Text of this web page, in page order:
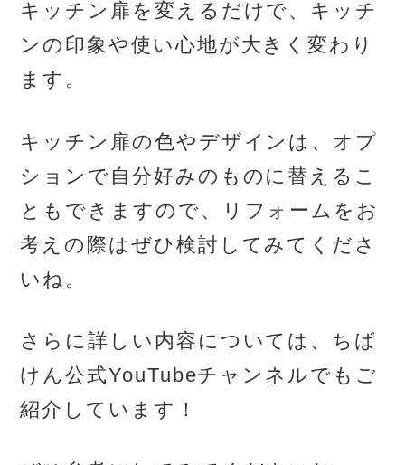
キッチン扉を変えるだけで、キッチ
ンの印象や使い心地が大きく変わり
ます。
キッチン扉の色やデザインは、オプ
ションで自分好みのものに替えるこ
ともできますので、リフォームをお
考えの際はぜひ検討してみてくださ
いね。
さらに詳しい内容については、ちば
けん公式YouTubeチャンネルでもご
紹介しています！